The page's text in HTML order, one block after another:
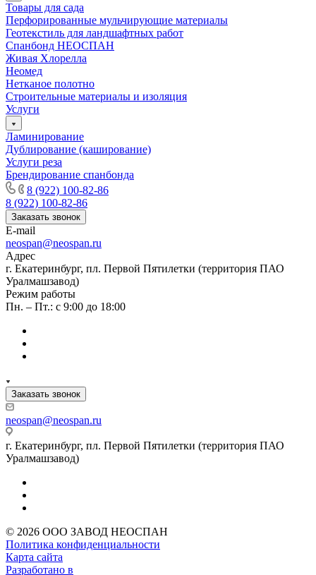
Товары для сада
Перфорированные мульчирующие материалы
Геотекстиль для ландшафтных работ
Спанбонд НЕОСПАН
Живая Хлорелла
Нeомед
Нетканое полотно
Строительные материалы и изоляция
Услуги
Ламинирование
Дублирование (каширование)
Услуги реза
Брендирование спанбонда
8 (922) 100-82-86
8 (922) 100-82-86
Заказать звонок
E-mail
neospan@neospan.ru
Адрес
г. Екатеринбург, пл. Первой Пятилетки (территория ПАО
Уралмашзавод)
Режим работы
Пн. – Пт.: с 9:00 до 18:00
Заказать звонок
neospan@neospan.ru
г. Екатеринбург, пл. Первой Пятилетки (территория ПАО
Уралмашзавод)
© 2026 ООО ЗАВОД НЕОСПАН
Политика конфиденциальности
Карта сайта
Разработано в